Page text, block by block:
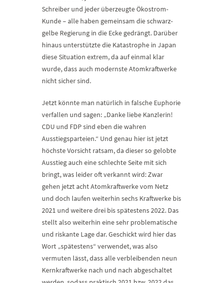
Schreiber und jeder überzeugte Ökostrom-
Kunde – alle haben gemeinsam die schwarz-
gelbe Regierung in die Ecke gedrängt. Darüber
hinaus unterstützte die Katastrophe in Japan
diese Situation extrem, da auf einmal klar
wurde, dass auch modernste Atomkraftwerke
nicht sicher sind.
Jetzt könnte man natürlich in falsche Euphorie
verfallen und sagen: „Danke liebe Kanzlerin!
CDU und FDP sind eben die wahren
Ausstiegsparteien.“ Und genau hier ist jetzt
höchste Vorsicht ratsam, da dieser so gelobte
Ausstieg auch eine schlechte Seite mit sich
bringt, was leider oft verkannt wird: Zwar
gehen jetzt acht Atomkraftwerke vom Netz
und doch laufen weiterhin sechs Kraftwerke bis
2021 und weitere drei bis spätestens 2022. Das
stellt also weiterhin eine sehr problematische
und riskante Lage dar. Geschickt wird hier das
Wort „spätestens“ verwendet, was also
vermuten lässt, dass alle verbleibenden neun
Kernkraftwerke nach und nach abgeschaltet